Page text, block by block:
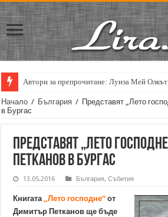
Автори за препрочитане: Луиза Мей Олкът
Начало / България / Представят „Лето
в Бургас
Представят „Лето
Петканов в Бургас
13.05.2016 България,Събития
Книгата „Лето господне“ от
Димитър Петканов ще бъде